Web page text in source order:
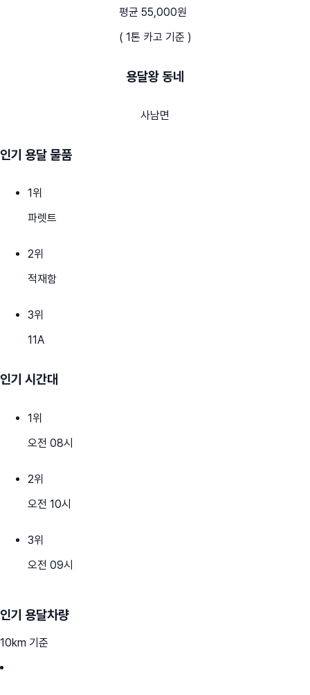
평균 55,000원
( 1톤 카고 기준 )
용달왕 동네
사남면
인기 용달 물품
1위
파렛트
2위
적재함
3위
11A
인기 시간대
1위
오전 08시
2위
오전 10시
3위
오전 09시
인기 용달차량
10km 기준